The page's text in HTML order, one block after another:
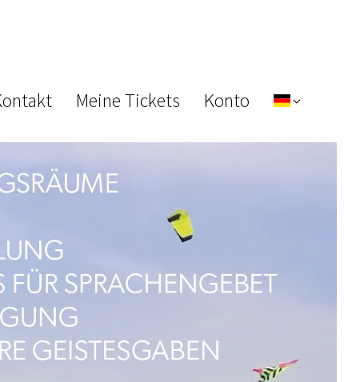
Meine Tickets Konto